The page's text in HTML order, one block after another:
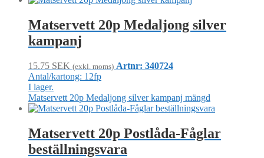
Matservett 20p Medaljong silver
kampanj
15.75 SEK (exkl. moms) Artnr: 340724
Antal/kartong: 12fp
I lager.
Matservett 20p Medaljong silver kampanj mängd
Matservett 20p Postlåda-Fåglar
beställningsvara